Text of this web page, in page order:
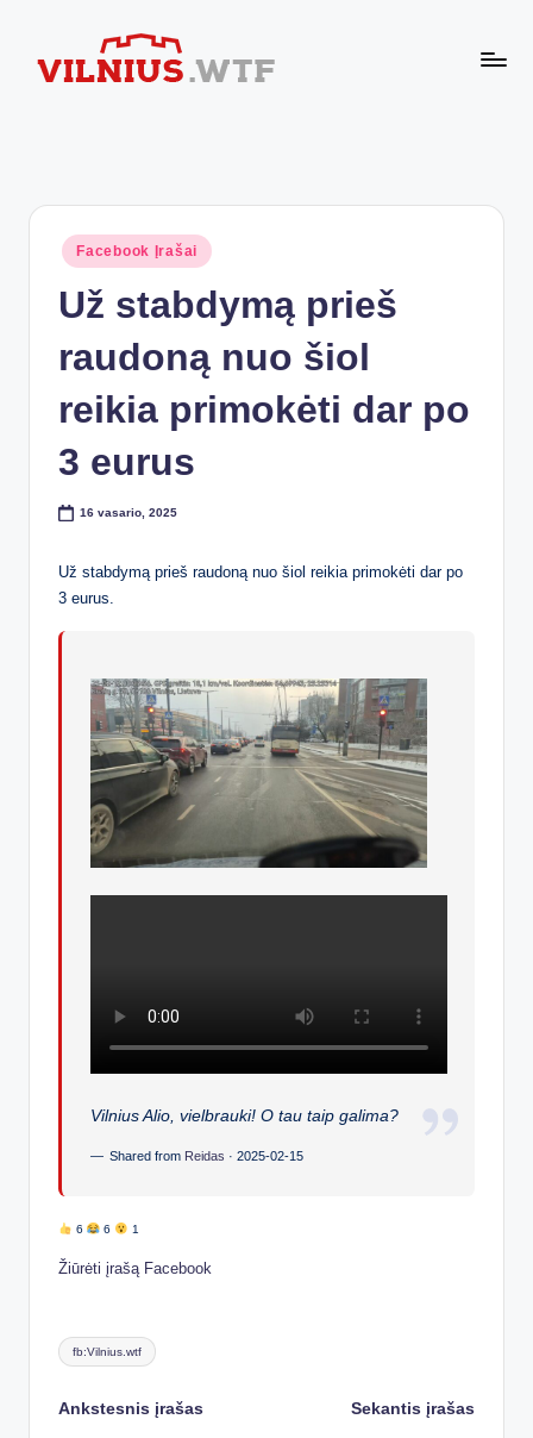
Ibuto
durimis
Posted
in
Facebook Įrašai
Už stabdymą prieš
raudoną nuo šiol
reikia primokėti dar po
3 eurus
16 vasario, 2025
Už stabdymą prieš raudoną nuo šiol reikia primokėti dar po
3 eurus.
Vilnius Alio, vielbrauki! O tau taip galima?
Shared from Reidas · 2025-02-15
6 6 1
Žiūrėti įrašą Facebook
Tags:
fb:Vilnius.wtf
Post
Ankstesnis įrašas Sekantis įrašas